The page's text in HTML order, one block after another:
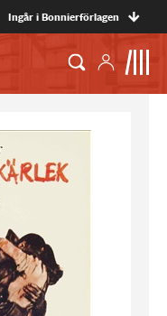
Ingår i Bonnierförlagen